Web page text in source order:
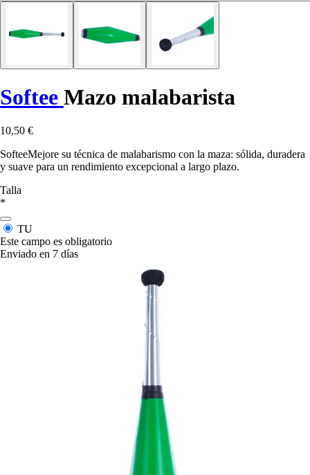
Softee Mazo malabarista
10,50 €
SofteeMejore su técnica de malabarismo con la maza: sólida, duradera
y suave para un rendimiento excepcional a largo plazo.
Talla
*
TU
Este campo es obligatorio
Enviado en 7 días